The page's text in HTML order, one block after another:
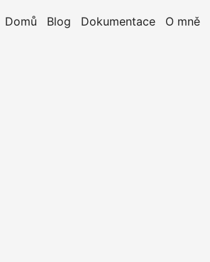
Domů Blog Dokumentace O mně